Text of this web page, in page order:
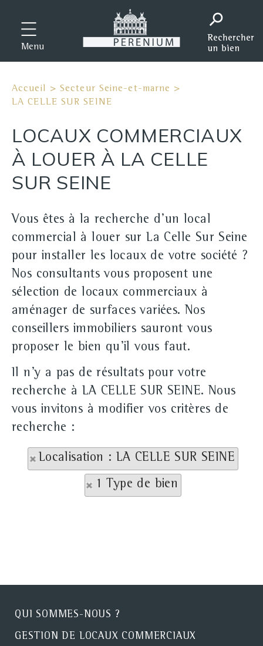
Menu
Accueil >Secteur Seine-et-marne >
LA CELLE SUR SEINE
LOCAUX COMMERCIAUX
À LOUER À LA CELLE
SUR SEINE
Vous êtes à la recherche d'un local
commercial à louer sur La Celle Sur Seine
pour installer les locaux de votre société ?
Nos consultants vous proposent une
sélection de locaux commerciaux à
aménager de surfaces variées. Nos
conseillers immobiliers sauront vous
proposer le bien qu'il vous faut.
Il n'y a pas de résultats pour votre
recherche à LA CELLE SUR SEINE. Nous
vous invitons à modifier vos critères de
recherche :
Localisation : LA CELLE SUR SEINE
1 Type de bien
QUI SOMMES-NOUS ?
GESTION DE LOCAUX COMMERCIAUX